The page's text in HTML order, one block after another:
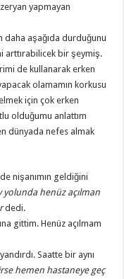
yapmayan
daha aşağıda durduğunu
arttırabilicek bir şeymiş.
de kullanarak erken
olamamın korkusu
için çok erken
olduğumu anlattım
dünyada nefes almak
nişanımın geldiğini
yolunda henüz açılman
dedi.
gittim. Henüz açılmam
Saatte bir aynı
hemen hastaneye geç